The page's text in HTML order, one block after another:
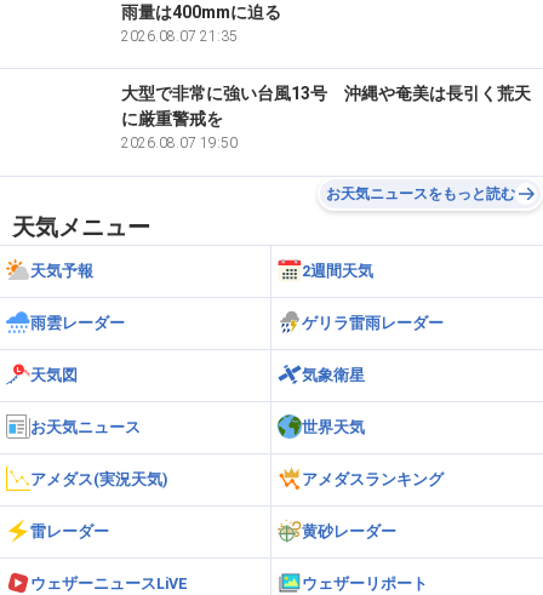
雨量は400mmに迫る
2026.08.07 21:35
大型で非常に強い台風13号 沖縄や奄美は長引く荒天
に厳重警戒を
2026.08.07 19:50
お天気ニュースをもっと読む
天気メニュー
天気予報 2週間天気
雨雲レーダー ゲリラ雷雨レーダー
天気図 気象衛星
お天気ニュース 世界天気
アメダス(実況天気) アメダスランキング
雷レーダー 黄砂レーダー
ウェザーニュースLiVE ウェザーリポート